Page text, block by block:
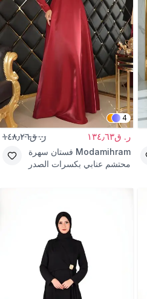
4
ر. ق١٣٤٫٦٣ ر. ق١٤٨٫٢٦
Modamihram فستان سهرة
محتشم عنابي بكسرات الصدر